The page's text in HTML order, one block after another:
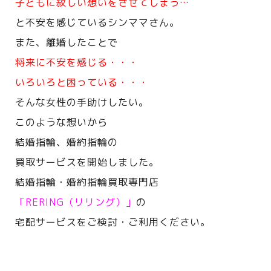
と不安を感じているシンママさん。
また、離婚したことで
将来に不安を感じる・・・
いろいろと困っている・・・
そんな女性の手助けしたい。
このような想いから
結婚指輪、婚約指輪の
買取サービスを開始しました。
結婚指輪・婚約指輪買取専門店
「RERING（リリング）」 の
宅配サービスをご検討・ご利用ください。